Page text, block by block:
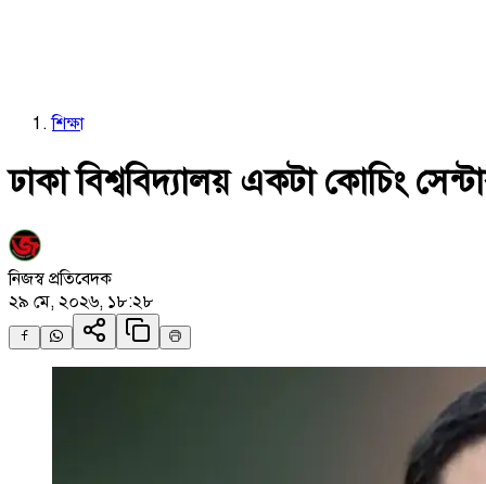
শিক্ষা
ঢাকা বিশ্ববিদ্যালয় একটা কোচিং
নিজস্ব প্রতিবেদক
২৯ মে, ২০২৬, ১৮:২৮